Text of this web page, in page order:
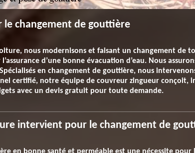
le changement de gouttière
nous modernisons et faisant un changement de
d’une bonne évacuation d’eau. Nous
en changement de gouttière, nous
certifié, notre équipe de couvreur zingueur
avec un devis gratuit pour toute demande.
intervient pour le changement de